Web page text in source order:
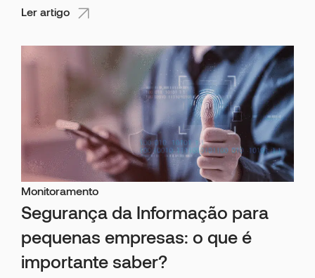
Ler artigo
Monitoramento
Segurança da Informação para
pequenas empresas: o que é
importante saber?